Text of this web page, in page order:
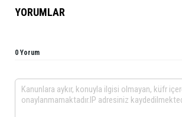
YORUMLAR
0 Yorum